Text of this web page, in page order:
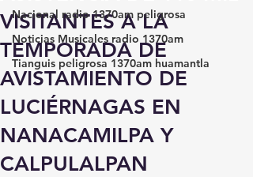
Nacional radio 1370am peligrosa
Noticias Musicales radio 1370am
Tianguis peligrosa 1370am huamantla
VISITANTES A LA
TEMPORADA DE
AVISTAMIENTO DE
LUCIÉRNAGAS EN
NANACAMILPA Y
CALPULALPAN